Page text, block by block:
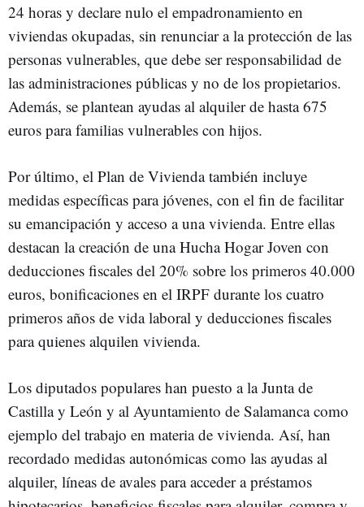
24 horas y declare nulo el empadronamiento en
viviendas okupadas, sin renunciar a la protección de las
personas vulnerables, que debe ser responsabilidad de
las administraciones públicas y no de los propietarios.
Además, se plantean ayudas al alquiler de hasta 675
euros para familias vulnerables con hijos.
Por último, el Plan de Vivienda también incluye
medidas específicas para jóvenes, con el fin de facilitar
su emancipación y acceso a una vivienda. Entre ellas
destacan la creación de una Hucha Hogar Joven con
deducciones fiscales del 20% sobre los primeros 40.000
euros, bonificaciones en el IRPF durante los cuatro
primeros años de vida laboral y deducciones fiscales
para quienes alquilen vivienda.
Los diputados populares han puesto a la Junta de
Castilla y León y al Ayuntamiento de Salamanca como
ejemplo del trabajo en materia de vivienda. Así, han
recordado medidas autonómicas como las ayudas al
alquiler, líneas de avales para acceder a préstamos